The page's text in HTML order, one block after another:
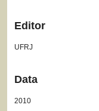
Editor
UFRJ
Data
2010